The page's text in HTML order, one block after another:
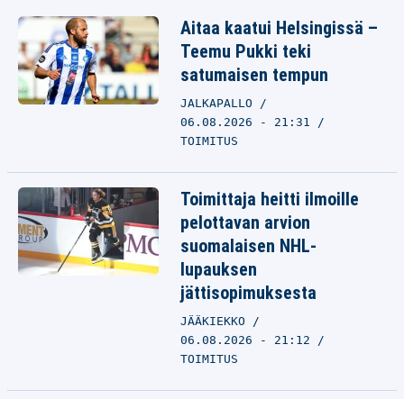
Aitaa kaatui Helsingissä –
Teemu Pukki teki
satumaisen tempun
JALKAPALLO
06.08.2026 - 21:31
TOIMITUS
Toimittaja heitti ilmoille
pelottavan arvion
suomalaisen NHL-
lupauksen
jättisopimuksesta
JÄÄKIEKKO
06.08.2026 - 21:12
TOIMITUS